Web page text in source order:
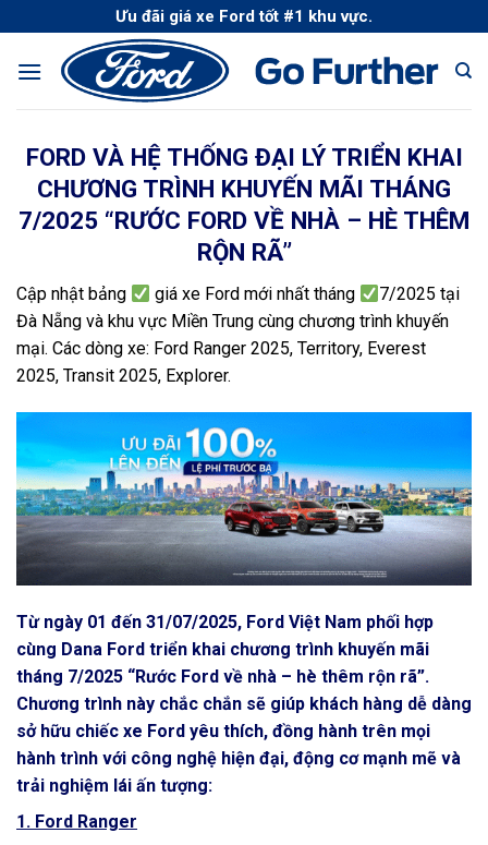
to
content
Ưu đãi giá xe Ford tốt #1 khu vực.
FORD VÀ HỆ THỐNG ĐẠI LÝ TRIỂN KHAI
CHƯƠNG TRÌNH KHUYẾN MÃI THÁNG
7/2025 “RƯỚC FORD VỀ NHÀ – HÈ THÊM
RỘN RÃ”
Cập nhật bảng giá xe Ford mới nhất tháng
7/2025 tại
Đà Nẵng và khu vực Miền Trung cùng chương trình khuyến
mại. Các dòng xe: Ford Ranger 2025, Territory, Everest
2025, Transit 2025, Explorer.
Từ ngày 01 đến 31/07/2025, Ford Việt Nam phối hợp
cùng Dana Ford triển khai chương trình khuyến mãi
tháng 7/2025 “Rước Ford về nhà – hè thêm rộn rã”.
Chương trình này chắc chắn sẽ giúp khách hàng dễ dàng
sở hữu chiếc xe Ford yêu thích, đồng hành trên mọi
hành trình với công nghệ hiện đại, động cơ mạnh mẽ và
trải nghiệm lái ấn tượng:
1. Ford Ranger